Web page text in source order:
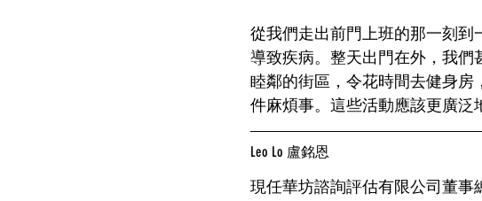
從我們走出前門上班的那一刻到
導致疾病。整天出門在外，我們
睦鄰的街區，令花時間去健身房
件麻煩事。這些活動應該更廣泛
Leo Lo 盧銘恩
現任華坊諮詢評估有限公司董事